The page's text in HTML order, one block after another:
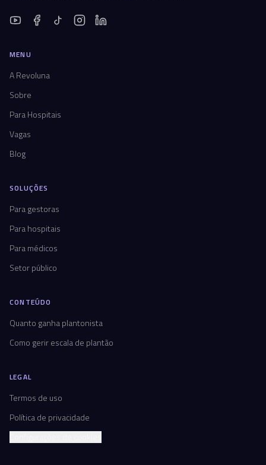
MENU
A Revoluna
Sobre
Para Hospitais
Vagas
Blog
SOLUÇÕES
Para gestoras
Para hospitais
Para médicos
Setor público
CONTEÚDO
Quanto ganha plantonista
Como gerir escala de plantão
LEGAL
Termos de uso
Política de privacidade